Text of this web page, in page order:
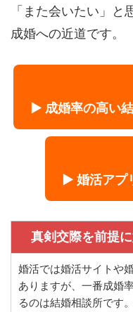
「また会いたい」と
成婚への近道です。
▶ 成婚率の高い
▶ 婚活アプ
真剣交際を前提
婚活では婚活サイトや
ありますが、一番成婚
るのは結婚相談所です